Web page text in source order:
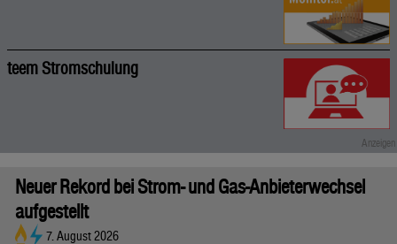
teem Stromschulung
Neuer Rekord bei Strom- und Gas-Anbieterwechsel
aufgestellt
7. August 2026